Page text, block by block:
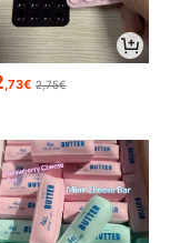
,73€ 2,75€